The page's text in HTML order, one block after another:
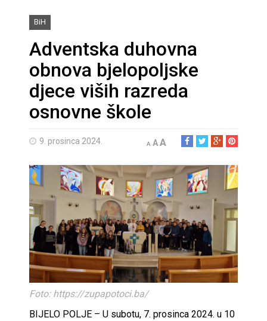
BiH
Adventska duhovna
obnova bjelopoljske
djece viših razreda
osnovne škole
9. prosinca 2024. A AA
Foto: https://zupapotoci.ba/
BIJELO POLJE – U subotu, 7. prosinca 2024. u 10